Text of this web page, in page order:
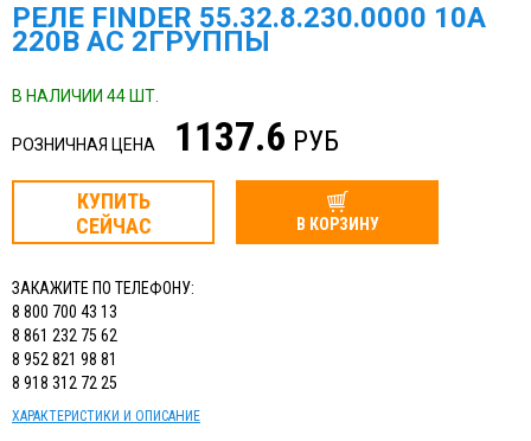
РЕЛЕ FINDER 55.32.8.230.0000 10A
220B AC 2ГРУППЫ
В НАЛИЧИИ 44 ШТ.
РОЗНИЧНАЯ ЦЕНА 1137.6 РУБ
КУПИТЬ
СЕЙЧАС
В КОРЗИНУ
ЗАКАЖИТЕ ПО ТЕЛЕФОНУ:
8 800 700 43 13
8 861 232 75 62
8 952 821 98 81
8 918 312 72 25
ХАРАКТЕРИСТИКИ И ОПИСАНИЕ